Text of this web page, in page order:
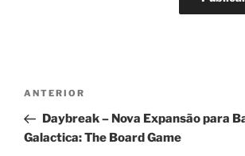
Navegação
Post
Post
anterior
ANTERIOR
Daybreak – Nova Expansão para
Galactica: The Board Game